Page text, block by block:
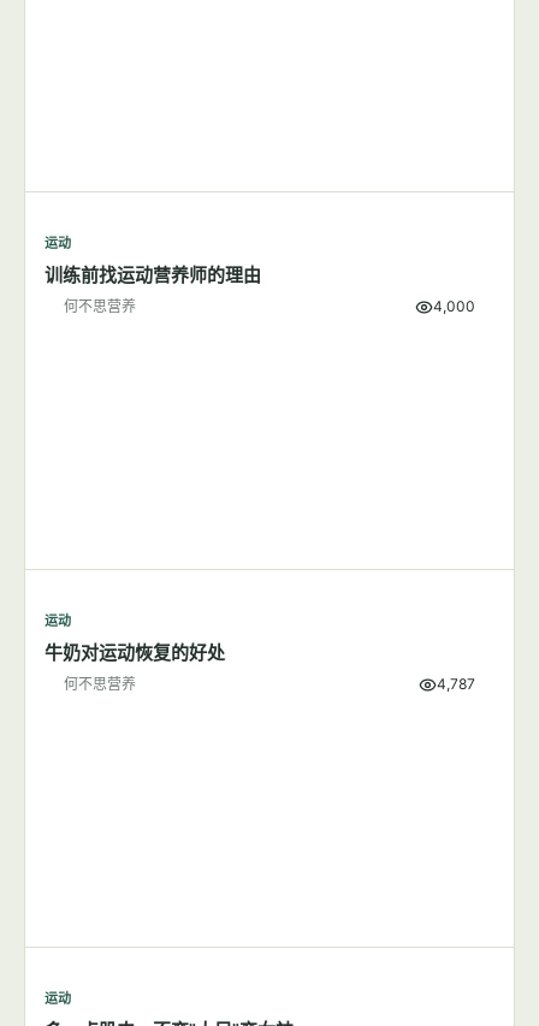
运动
训练前找运动营养师的理由
何不思营养 4,000
运动
牛奶对运动恢复的好处
何不思营养 4,787
运动